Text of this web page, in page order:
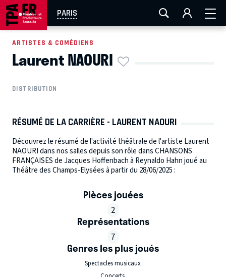
PARIS
AIX-MARSEILLE LA ROCHELLE
EN TOURNÉE
ARTISTES & COMÉDIENS
Laurent NAOURI
DISTRIBUTION
RÉSUMÉ DE LA CARRIÈRE - LAURENT NAOURI
Découvrez le résumé de l'activité théâtrale de l'artiste Laurent
NAOURI dans nos salles depuis son rôle dans CHANSONS
FRANÇAISES de Jacques Hoffenbach à Reynaldo Hahn joué au
Théâtre des Champs-Elysées à partir du 28/06/2025 :
Pièces jouées
2
Représentations
7
Genres les plus joués
Spectacles musicaux